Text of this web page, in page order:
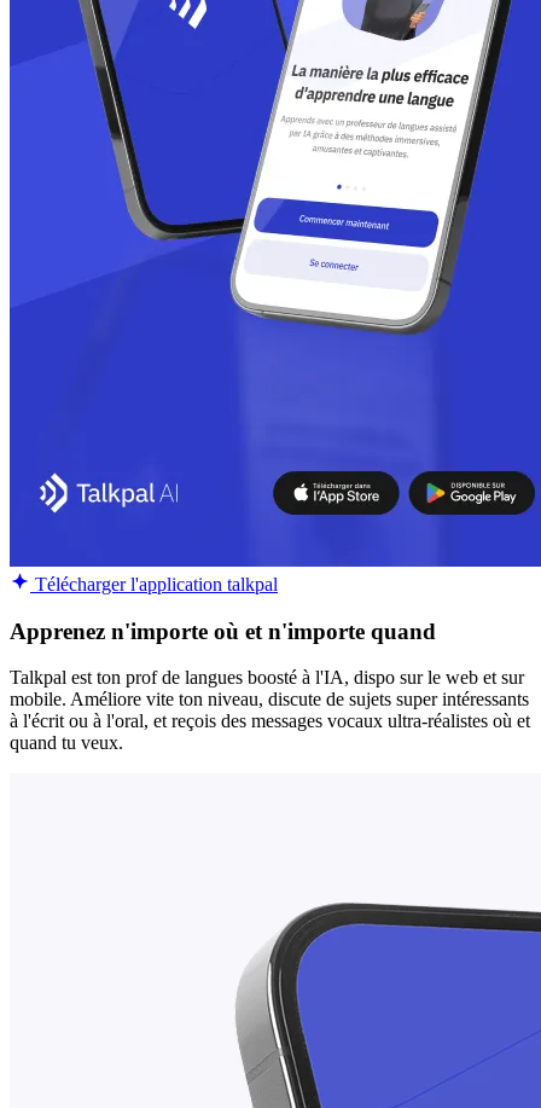
Télécharger l'application talkpal
Apprenez n'importe où et n'importe quand
Talkpal est ton prof de langues boosté à l'IA, dispo sur le web et sur
mobile. Améliore vite ton niveau, discute de sujets super intéressants
à l'écrit ou à l'oral, et reçois des messages vocaux ultra-réalistes où et
quand tu veux.